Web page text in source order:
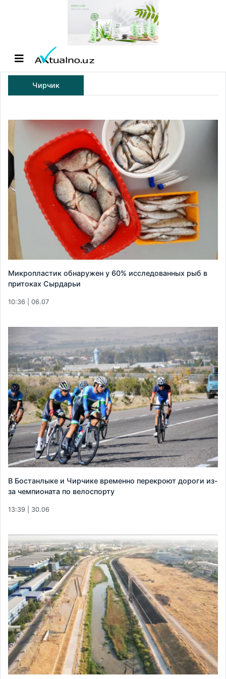
Чирчик
Микропластик обнаружен у 60% исследованных рыб в
притоках Сырдарьи
10:36 | 06.07
В Бостанлыке и Чирчике временно перекроют дороги из-
за чемпионата по велоспорту
13:39 | 30.06